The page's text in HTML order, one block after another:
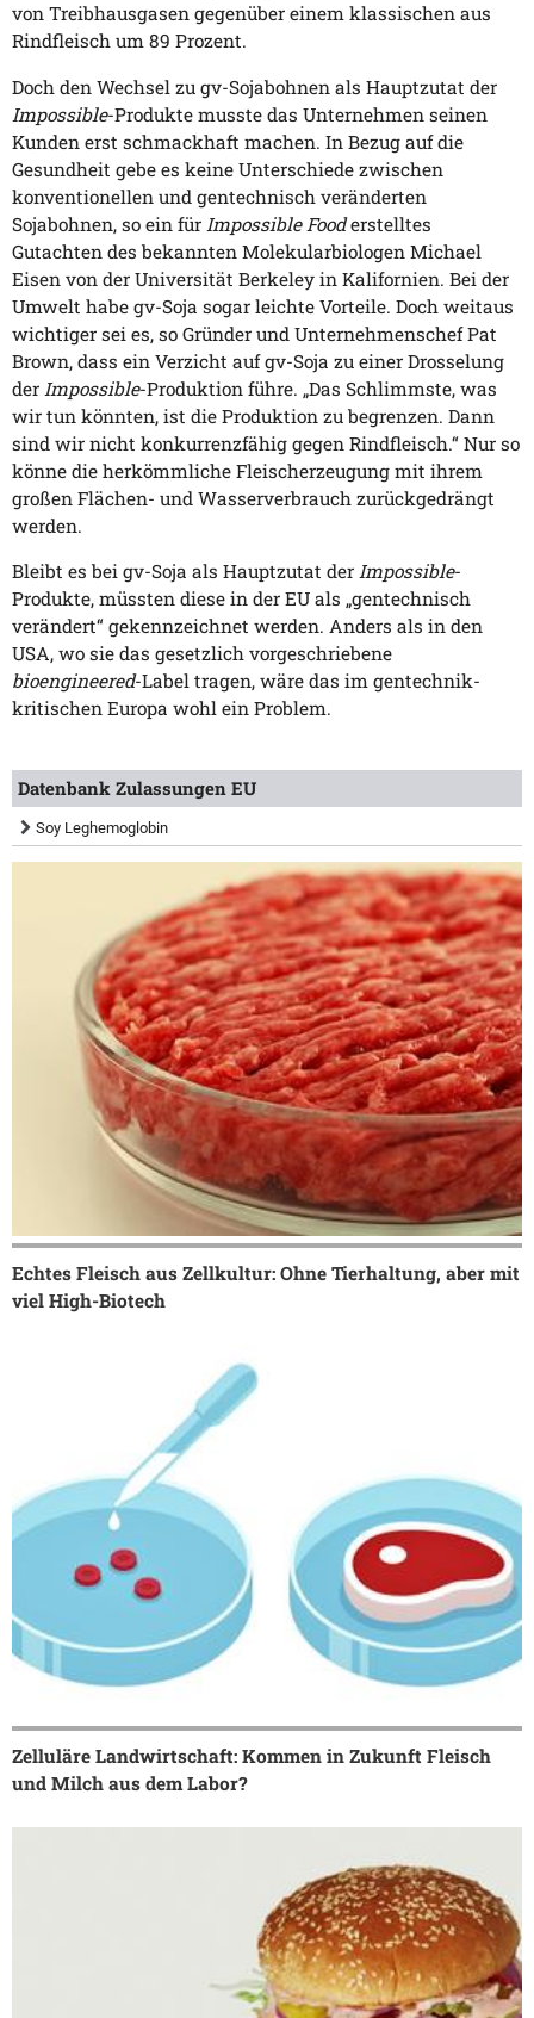
von Treibhausgasen gegenüber einem klassischen aus
Rindfleisch um 89 Prozent.
Doch den Wechsel zu gv-Sojabohnen als Hauptzutat der
Impossible-Produkte musste das Unternehmen seinen
Kunden erst schmackhaft machen. In Bezug auf die
Gesundheit gebe es keine Unterschiede zwischen
konventionellen und gentechnisch veränderten
Sojabohnen, so ein für Impossible Fooderstelltes
Gutachten des bekannten Molekularbiologen Michael
Eisen von der Universität Berkeley in Kalifornien. Bei der
Umwelt habe gv-Soja sogar leichte Vorteile. Doch weitaus
wichtiger sei es, so Gründer und Unternehmenschef Pat
Brown, dass ein Verzicht auf gv-Soja zu einer Drosselung
der Impossible-Produktion führe. „Das Schlimmste, was
wir tun könnten, ist die Produktion zu begrenzen. Dann
sind wir nicht konkurrenzfähig gegen Rindfleisch.“ Nur so
könne die herkömmliche Fleischerzeugung mit ihrem
großen Flächen- und Wasserverbrauch zurückgedrängt
werden.
Bleibt es bei gv-Soja als Hauptzutat der Impossible-
Produkte, müssten diese in der EU als „gentechnisch
verändert“ gekennzeichnet werden. Anders als in den
USA, wo sie das gesetzlich vorgeschriebene
bioengineered-Label tragen, wäre das im gentechnik-
kritischen Europa wohl ein Problem.
Datenbank Zulassungen EU
Soy Leghemoglobin
Echtes Fleisch aus Zellkultur: Ohne Tierhaltung, aber mit
viel High-Biotech
Zelluläre Landwirtschaft: Kommen in Zukunft Fleisch
und Milch aus dem Labor?